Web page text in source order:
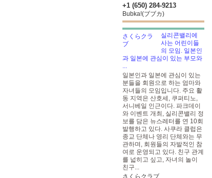
+1 (650) 284-9213
Bubka!(ブブカ)
실리콘밸리에
사는 어린이들
의 모임. 일본인
과 일본에 관심이 있는 부모와
...
일본인과 일본에 관심이 있는
분들을 회원으로 하는 엄마와
자녀들의 모임입니다. 주요 활
동 지역은 산호세, 쿠퍼티노,
서니베일 인근이다. 파크데이
와 이벤트 개최, 실리콘밸리 정
보를 담은 뉴스레터를 연 10회
발행하고 있다. 사쿠라 클럽은
종교 단체나 영리 단체와는 무
관하며, 회원들의 자발적인 참
여로 운영되고 있다. 친구 관계
를 넓히고 싶고, 자녀의 놀이
친구...
さくらクラブ